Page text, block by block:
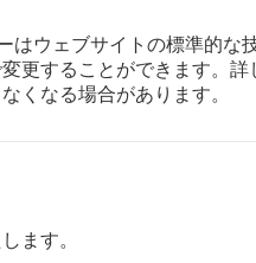
ウェブサイトの標準的
更することができます。
くなる場合があります。
ます。